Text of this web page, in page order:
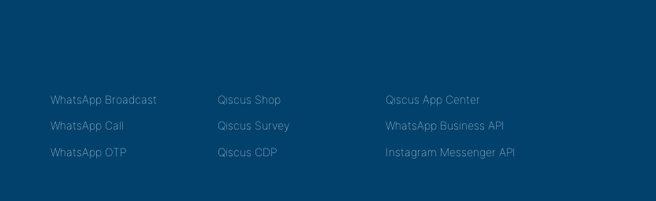
WhatsApp Broadcast Qiscus Shop
Qiscus App Center
WhatsApp Call Qiscus Survey
WhatsApp Business API
WhatsApp OTP Qiscus CDP Instagram Messenger API